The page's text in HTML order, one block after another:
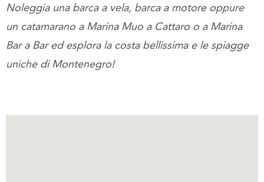
Noleggia una barca a vela, barca a motore oppure
un catamarano a Marina Muo a Cattaro o a Marina
Bar a Bar ed esplora la costa bellissima e le spiagge
uniche di Montenegro!